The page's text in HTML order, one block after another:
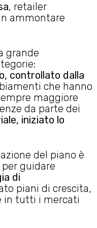
, retailer
ammontare
grande
controllato dalla
che hanno
maggiore
da parte dei
iniziato lo
del piano è
per guidare
di
piani di crescita,
in tutti i mercati